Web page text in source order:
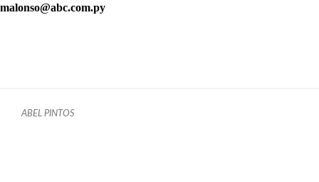
malonso@abc.com.py
ABEL PINTOS